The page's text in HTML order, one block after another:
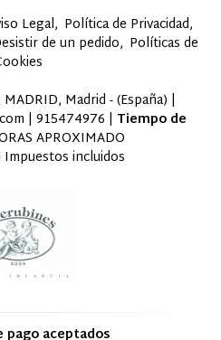
Legal Política de Privacidad
de un pedido Políticas de
Madrid - (España) |
| 915474976 | Tiempo de
APROXIMADO
incluidos
pago aceptados